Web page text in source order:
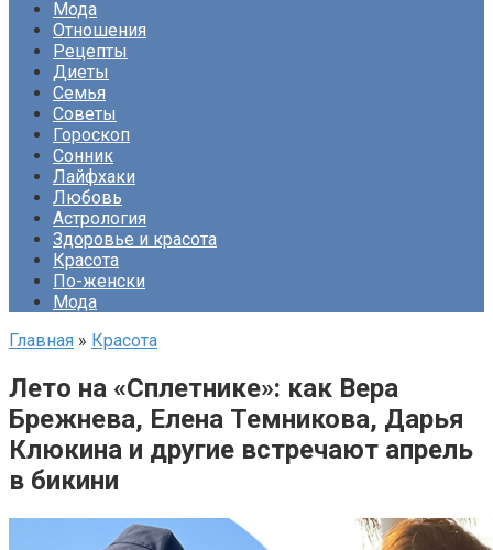
Мода
Отношения
Рецепты
Диеты
Семья
Советы
Гороскоп
Сонник
Лайфхаки
Любовь
Астрология
Здоровье и красота
Красота
По-женски
Мода
Главная » Красота
Лето на «Сплетнике»: как Вера
Брежнева, Елена Темникова, Дарья
Клюкина и другие встречают апрель
в бикини